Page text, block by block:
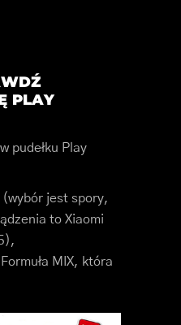
PLAY
pudełku Play
jest spory,
to Xiaomi
MIX, która